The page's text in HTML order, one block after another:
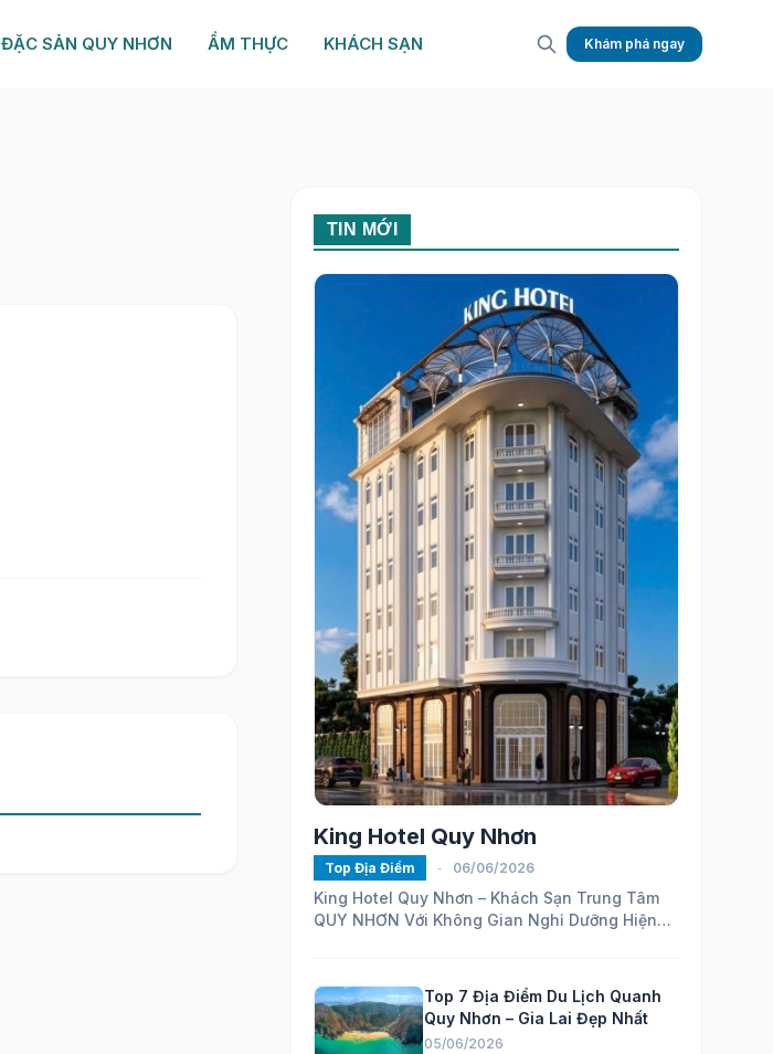
ĐẶC SẢN QUY NHƠN ẨM THỰC KHÁCH SẠN Khám phá ngay
TIN MỚI
King Hotel Quy Nhơn
Top Địa Điểm - 06/06/2026
King Hotel Quy Nhơn – Khách Sạn Trung Tâm
QUY NHƠN Với Không Gian Nghỉ Dưỡng Hiện
Top 7 Địa Điểm Du Lịch Quanh
Quy Nhơn – Gia Lai Đẹp Nhất
05/06/2026